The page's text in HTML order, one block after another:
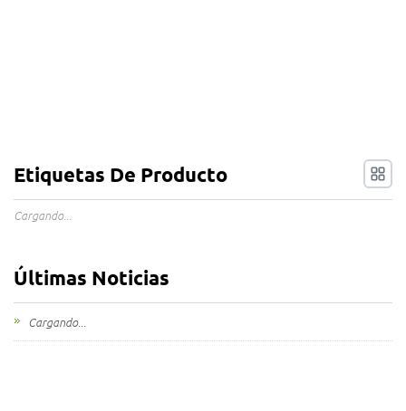
Etiquetas De Producto
Cargando...
Últimas Noticias
Cargando...